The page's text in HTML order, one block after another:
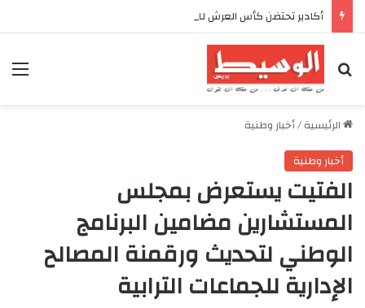
بحث عن
الرئيسية/أخبار وطنية
أخبار وطنية
الفتيت يستعرض بمجلس
المستشارين مضامين البرنامج
الوطني لتحديث ورقمنة المصالح
الإدارية للجماعات الترابية